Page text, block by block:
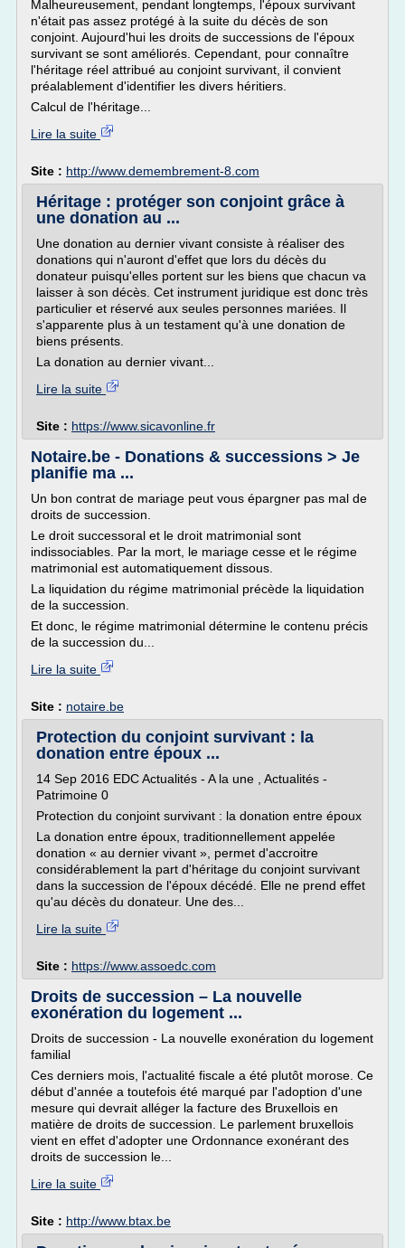
Malheureusement, pendant longtemps, l'époux survivant
n'était pas assez protégé à la suite du décès de son
conjoint. Aujourd'hui les droits de successions de l'époux
survivant se sont améliorés. Cependant, pour connaître
l'héritage réel attribué au conjoint survivant, il convient
préalablement d'identifier les divers héritiers.
Calcul de l'héritage...
Lire la suite
Site : http://www.demembrement-8.com
Héritage : protéger son conjoint grâce à
une donation au ...
Une donation au dernier vivant consiste à réaliser des
donations qui n'auront d'effet que lors du décès du
donateur puisqu'elles portent sur les biens que chacun va
laisser à son décès. Cet instrument juridique est donc très
particulier et réservé aux seules personnes mariées. Il
s'apparente plus à un testament qu'à une donation de
biens présents.
La donation au dernier vivant...
Lire la suite
Site : https://www.sicavonline.fr
Notaire.be - Donations & successions > Je
planifie ma ...
Un bon contrat de mariage peut vous épargner pas mal de
droits de succession.
Le droit successoral et le droit matrimonial sont
indissociables. Par la mort, le mariage cesse et le régime
matrimonial est automatiquement dissous.
La liquidation du régime matrimonial précède la liquidation
de la succession.
Et donc, le régime matrimonial détermine le contenu précis
de la succession du...
Lire la suite
Site : notaire.be
Protection du conjoint survivant : la
donation entre époux ...
14 Sep 2016 EDC Actualités - A la une , Actualités -
Patrimoine 0
Protection du conjoint survivant : la donation entre époux
La donation entre époux, traditionnellement appelée
donation « au dernier vivant », permet d'accroitre
considérablement la part d'héritage du conjoint survivant
dans la succession de l'époux décédé. Elle ne prend effet
qu'au décès du donateur. Une des...
Lire la suite
Site : https://www.assoedc.com
Droits de succession – La nouvelle
exonération du logement ...
Droits de succession - La nouvelle exonération du logement
familial
Ces derniers mois, l'actualité fiscale a été plutôt morose. Ce
début d'année a toutefois été marqué par l'adoption d'une
mesure qui devrait alléger la facture des Bruxellois en
matière de droits de succession. Le parlement bruxellois
vient en effet d'adopter une Ordonnance exonérant des
droits de succession le...
Lire la suite
Site : http://www.btax.be